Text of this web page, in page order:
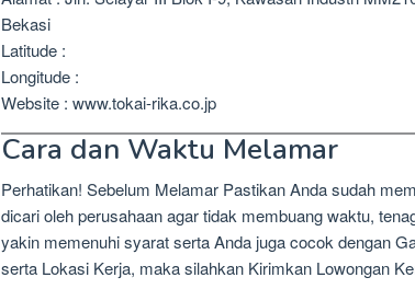
Bekasi
Latitude :
Longitude :
Website : www.tokai-rika.co.jp
Cara dan Waktu Melamar
Perhatikan! Sebelum Melamar Pastikan Anda sudah
dicari oleh perusahaan agar tidak membuang waktu,
yakin memenuhi syarat serta Anda juga cocok dengan
serta Lokasi Kerja, maka silahkan Kirimkan Lowongan